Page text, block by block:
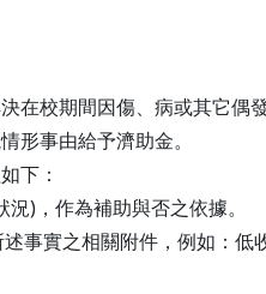
校期間因傷、病或其它偶
形事由給予濟助金。
下：
)，作為補助與否之依據。
事實之相關附件，例如：